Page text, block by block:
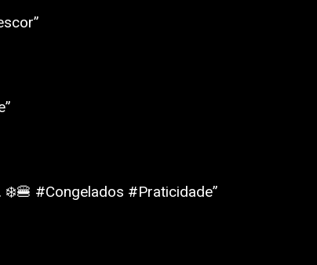
#Congelados #Praticidade”